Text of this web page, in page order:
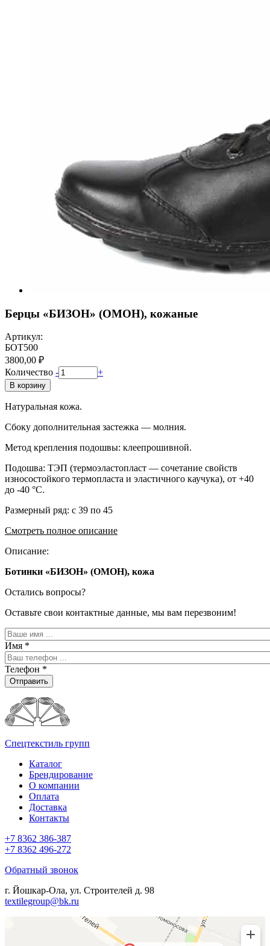
Берцы «БИЗОН» (ОМОН), кожаные
Артикул:
БОТ500
3800,00 ₽
Количество - +
В корзину
Натуральная кожа.
Сбоку дополнительная застежка — молния.
Метод крепления подошвы: клеепрошивной.
Подошва: ТЭП (термоэластопласт — сочетание свойств
износостойкого термопласта и эластичного каучука), от +40
до -40 °С.
Размерный ряд: с 39 по 45
Смотреть полное описание
Описание:
Ботинки «БИЗОН» (ОМОН), кожа
Остались вопросы?
Оставьте свои контактные данные, мы вам перезвоним!
Имя *
Телефон *
Отправить
Спецтекстиль групп
Каталог
Брендирование
О компании
Оплата
Доставка
Контакты
+7 8362 386-387
+7 8362 496-272
Обратный звонок
г. Йошкар-Ола, ул. Строителей д. 98
textilegroup@bk.ru